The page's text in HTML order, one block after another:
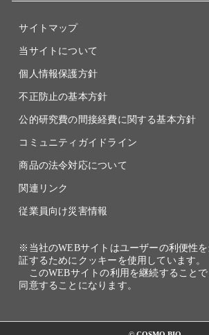
サイトマップ
当サイトについて
個人情報保護方針
不正防止の基本方針
公的研究費の間接経費に関する基本方針
コミュニティガイドライン
商品の法令対応について
関連リンク
従業員向け災害情報
※当社のWEBサイトはユーザーの利便性
証するためにクッキーを使用しています。
このWEBサイトの利用を継続すること
同意することになります。